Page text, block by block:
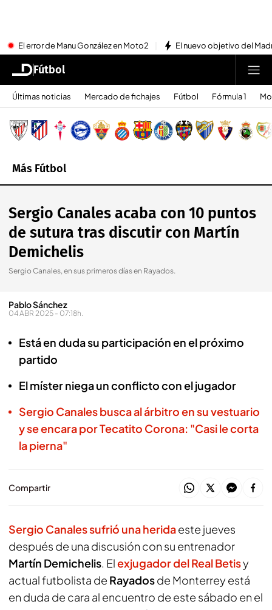
El error de Manu González en Moto2 El nuevo objetivo del
Fútbol
Últimas noticias Mercado de fichajes Fútbol Fórmula 1
Más Fútbol
Sergio Canales acaba con 10 puntos
de sutura tras discutir con Martín
Demichelis
Sergio Canales, en sus primeros días en Rayados.
Pablo Sánchez
04 ABR 2025 - 07:18h.
Está en duda su participación en el próximo
partido
El míster niega un conflicto con el jugador
Sergio Canales busca al árbitro en su vestuario
y se encara por Tecatito Corona: "Casi le corta
la pierna"
Compartir
Sergio Canalessufrió una heridaeste jueves
después de una discusión con su entrenador
Martín Demichelis. Elexjugador del Real Betisy
actual futbolista de Rayadosde Monterrey está
en duda de cara al encuentro de este sábado en el